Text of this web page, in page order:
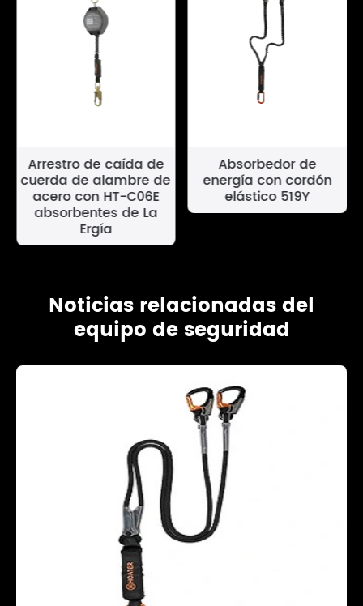
Arrestro de caída de
cuerda de alambre de
acero con HT-C06E
absorbentes de La
Ergía
Absorbedor de
energía con cordón
elástico 519Y
Noticias relacionadas del
equipo de seguridad